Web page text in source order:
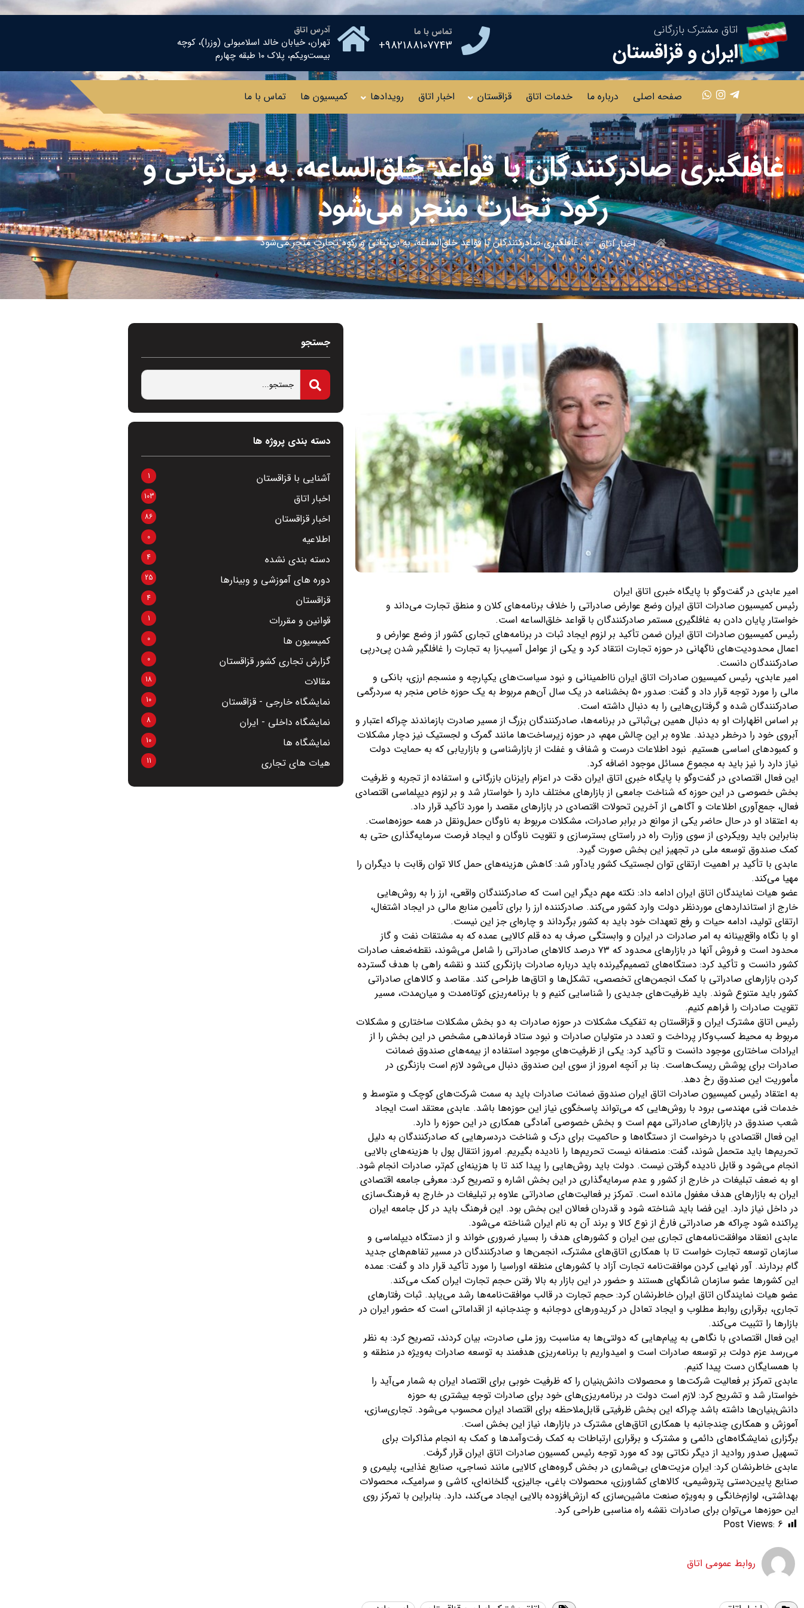
تماس با ما
982188107743+
آدرس اتاق
تهران، خیابان خالد اسلامبولی (وزرا)، کوچه
بیست‌ویکم، پلاک ۱۰ طبقه چهارم
صفحه اصلی درباره ما خدمات اتاق قزاقستان اخبار اتاق رویدادها کمیسیون ها تماس با ما
غافلگیری‌ صادرکنندگان با قواعد خلق‌الساعه، به بی‌ثباتی و
رکود تجارت منجر می‌شود
اخبار اتاق غافلگیری‌ صادرکنندگان با قواعد خلق‌الساعه، به بی‌ثباتی و رکود تجارت منجر می‌شود
امیر عابدی در گفت‌وگو با پایگاه خبری اتاق ایران
رئیس کمیسیون صادرات اتاق ایران وضع عوارض صادراتی را خلاف برنامه‌های کلان و منطق تجارت می‌داند و
خواستار پایان دادن به غافلگیری‌ مستمر صادرکنندگان با قواعد خلق‌الساعه است.
رئیس کمیسیون صادرات اتاق ایران ضمن تأکید بر لزوم ایجاد ثبات در برنامه‌های تجاری کشور از وضع عوارض و
اعمال محدودیت‌های ناگهانی در حوزه تجارت انتقاد کرد و یکی از عوامل آسیب‌زا به تجارت را غافلگیر شدن پی‌درپی
صادرکنندگان دانست.
امیر عابدی، رئیس کمیسیون صادرات اتاق ایران نااطمینانی و نبود سیاست‌های یکپارچه و منسجم ارزی، بانکی و
مالی را مورد توجه قرار داد و گفت: صدور ۵۰ بخشنامه در یک سال آن‌هم مربوط به یک حوزه خاص منجر به سردرگمی
صادرکنندگان شده و گرفتاری‌هایی را به دنبال داشته است.
بر اساس اظهارات او به دنبال همین بی‌ثباتی در برنامه‌ها، صادرکنندگان بزرگ از مسیر صادرت بازماندند چراکه اعتبار و
آبروی خود را درخطر دیدند. علاوه بر این چالش مهم، در حوزه زیرساخت‌ها مانند گمرک و لجستیک نیز دچار مشکلات
و کمبودهای اساسی هستیم. نبود اطلاعات درست و شفاف و غفلت از بازارشناسی و بازاریابی که به حمایت دولت
نیاز دارد را نیز باید به مجموع مسائل موجود اضافه کرد.
این فعال اقتصادی در گفت‌وگو با پایگاه خبری اتاق ایران دقت در اعزام رایزنان بازرگانی و استفاده از تجربه و ظرفیت
بخش خصوصی در این حوزه که شناخت جامعی از بازارهای مختلف دارد را خواستار شد و بر لزوم دیپلماسی اقتصادی
فعال، جمع‌آوری اطلاعات و آگاهی از آخرین تحولات اقتصادی در بازارهای مقصد را مورد تأکید قرار داد.
به اعتقاد او در حال حاضر یکی از موانع در برابر صادرات، مشکلات مربوط به ناوگان حمل‌ونقل در همه حوزه‌هاست.
بنابراین باید رویکردی از سوی وزارت راه در راستای بسترسازی و تقویت ناوگان و ایجاد فرصت سرمایه‌گذاری حتی به
کمک صندوق توسعه ملی در تجهیز این بخش صورت گیرد.
عابدی با تأکید بر اهمیت ارتقای توان لجستیک کشور یادآور شد: کاهش هزینه‌های حمل کالا توان رقابت با دیگران را
مهیا می‌کند.
عضو هیات نمایندگان اتاق ایران ادامه داد: نکته مهم دیگر این است که صادرکنندگان واقعی، ارز را به روش‌هایی
خارج از استانداردهای موردنظر دولت وارد کشور می‌کند. صادرکننده ارز را برای تأمین منابع مالی در ایجاد اشتغال،
ارتقای تولید، ادامه حیات و رفع تعهدات خود باید به کشور برگرداند و چاره‌ای جز این نیست.
او با نگاه واقع‌بینانه به امر صادرات در ایران و وابستگی صرف به ده قلم کالایی عمده که به مشتقات نفت و گاز
محدود است و فروش آنها در بازارهای محدود که ۷۳ درصد کالاهای صادراتی را شامل می‌شوند، نقطه‌ضعف صادرات
کشور دانست و تأکید کرد: دستگاه‌های تصمیم‌گیرنده باید درباره صادرات بازنگری کنند و نقشه راهی با هدف گسترده
کردن بازارهای صادراتی با کمک انجمن‌های تخصصی، تشکل‌ها و اتاق‌ها طراحی کند. مقاصد و کالاهای صادراتی
کشور باید متنوع شوند. باید ظرفیت‌های جدیدی را شناسایی کنیم و با برنامه‌ریزی کوتاه‌مدت و میان‌مدت، مسیر
تقویت صادرات را فراهم کنیم.
رئیس اتاق مشترک ایران و قزاقستان به تفکیک مشکلات در حوزه صادرات به دو بخش مشکلات ساختاری و مشکلات
مربوط به محیط کسب‌وکار پرداخت و تعدد در متولیان صادرات و نبود ستاد فرماندهی مشخص در این بخش را از
ایرادات ساختاری موجود دانست و تأکید کرد: یکی از ظرفیت‌های موجود استفاده از بیمه‌های صندوق ضمانت
صادرات برای پوشش ریسک‌هاست. بنا بر آنچه امروز از سوی این صندوق دنبال می‌شود لازم است بازنگری در
مأموریت این صندوق رخ دهد.
به اعتقاد رئیس کمیسیون صادرات اتاق ایران صندوق ضمانت صادرات باید به سمت شرکت‌های کوچک و متوسط و
خدمات فنی مهندسی برود با روش‌هایی که می‌تواند پاسخگوی نیاز این حوزه‌ها باشد. عابدی معتقد است ایجاد
شعب صندوق در بازارهای صادراتی مهم است و بخش خصوصی آمادگی همکاری در این حوزه را دارد.
این فعال اقتصادی با درخواست از دستگاه‌ها و حاکمیت برای درک و شناخت دردسرهایی که صادرکنندگان به دلیل
تحریم‌ها باید متحمل شوند، گفت: منصفانه نیست تحریم‌ها را نادیده بگیریم. امروز انتقال پول با هزینه‌های بالایی
انجام می‌شود و قابل نادیده گرفتن نیست. دولت باید روش‌هایی را پیدا کند تا با هزینه‌ای کم‌تر، صادرات انجام شود.
او به ضعف تبلیغات در خارج از کشور و عدم سرمایه‌گذاری در این بخش اشاره و تصریح کرد: معرفی جامعه اقتصادی
ایران به بازارهای هدف مغفول مانده است. تمرکز بر فعالیت‌های صادراتی علاوه بر تبلیغات در خارج به فرهنگ‌سازی
در داخل نیاز دارد. این فضا باید شناخته شود و قدردان فعالان این بخش بود. این فرهنگ باید در کل جامعه ایران
پراکنده شود چراکه هر صادراتی فارغ از نوع کالا و برند آن به نام ایران شناخته می‌شود.
عابدی انعقاد موافقت‌نامه‌های تجاری بین ایران و کشورهای هدف را بسیار ضروری خواند و از دستگاه دیپلماسی و
سازمان توسعه تجارت خواست تا با همکاری اتاق‌های مشترک، انجمن‌ها و صادرکنندگان در مسیر تفاهم‌های جدید
گام بردارند. آور نهایی کردن موافقت‌نامه تجارت آزاد با کشورهای منطقه اوراسیا را مورد تأکید قرار داد و گفت: عمده
این کشورها عضو سازمان شانگهای هستند و حضور در این بازار به بالا رفتن حجم تجارت ایران کمک می‌کند.
عضو هیات نمایندگان اتاق ایران خاطرنشان کرد: حجم تجارت در قالب موافقت‌نامه‌ها رشد می‌یابد. ثبات رفتارهای
تجاری، برقراری روابط مطلوب و ایجاد تعادل در کریدورهای دوجانبه و چندجانبه از اقداماتی است که حضور ایران در
بازارها را تثبیت می‌کند.
این فعال اقتصادی با نگاهی به پیام‌هایی که دولتی‌ها به مناسبت روز ملی صادرت، بیان کردند، تصریح کرد: به نظر
می‌رسد عزم دولت بر توسعه صادرات است و امیدواریم با برنامه‌ریزی هدفمند به توسعه صادرات به‌ویژه در منطقه و
با همسایگان دست پیدا کنیم.
عابدی تمرکز بر فعالیت شرکت‌ها و محصولات دانش‌بنیان را که ظرفیت خوبی برای اقتصاد ایران به شمار می‌آید را
خواستار شد و تشریح کرد: لازم است دولت در برنامه‌ریزی‌های خود برای صادرات توجه بیشتری به حوزه
دانش‌بنیان‌ها داشته باشد چراکه این بخش ظرفیتی قابل‌ملاحظه برای اقتصاد ایران محسوب می‌شود. تجاری‌سازی،
آموزش و همکاری چندجانبه با همکاری اتاق‌های مشترک در بازارها، نیاز این بخش است.
برگزاری نمایشگاه‌های دائمی و مشترک و برقراری ارتباطات به کمک رفت‌وآمدها و کمک به انجام مذاکرات برای
تسهیل صدور روادید از دیگر نکاتی بود که مورد توجه رئیس کمسیون صادرات اتاق ایران قرار گرفت.
عابدی خاطرنشان کرد: ایران مزیت‌های بی‌شماری در بخش گروه‌های کالایی مانند نساجی، صنایع غذایی، پلیمری و
صنایع پایین‌دستی پتروشیمی، کالاهای کشاورزی، محصولات باغی، جالیزی، گلخانه‌ای، کاشی و سرامیک، محصولات
بهداشتی، لوازم‌خانگی و به‌ویژه صنعت ماشین‌سازی که ارزش‌افزوده بالایی ایجاد می‌کند، دارد. بنابراین با تمرکز روی
این حوزه‌ها می‌توان برای صادرات نقشه راه مناسبی طراحی کرد.
Post Views: 6
روابط عمومی اتاق
جستجو
دسته بندی پروژه ها
آشنایی با قزاقستان 1
اخبار اتاق 103
اخبار قزاقستان 86
اطلاعیه 0
دسته بندی نشده 4
دوره های آموزشی و وبینارها 25
قزاقستان 4
قوانین و مقررات 1
کمیسیون ها 0
گزارش تجاری کشور قزاقستان 0
مقالات 18
نمایشگاه خارجی - قزاقستان 10
نمایشگاه داخلی - ایران 8
نمایشگاه ها 10
هیات های تجاری 11